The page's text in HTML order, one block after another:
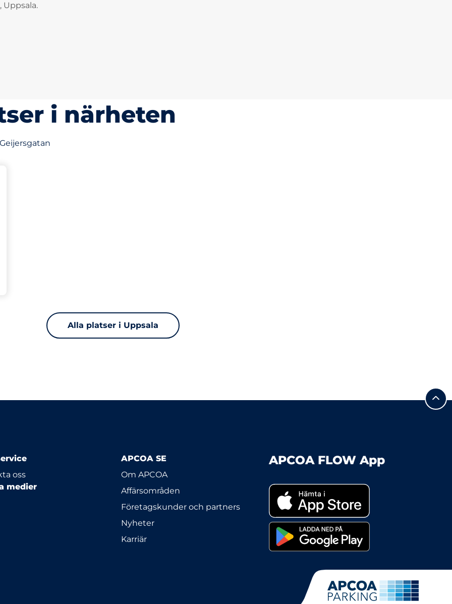
i närheten
Alla platser i Uppsala
oss
medier
APCOA SE
Om APCOA
Affärsområden
Företagskunder och partners
Nyheter
Karriär
APCOA FLOW App